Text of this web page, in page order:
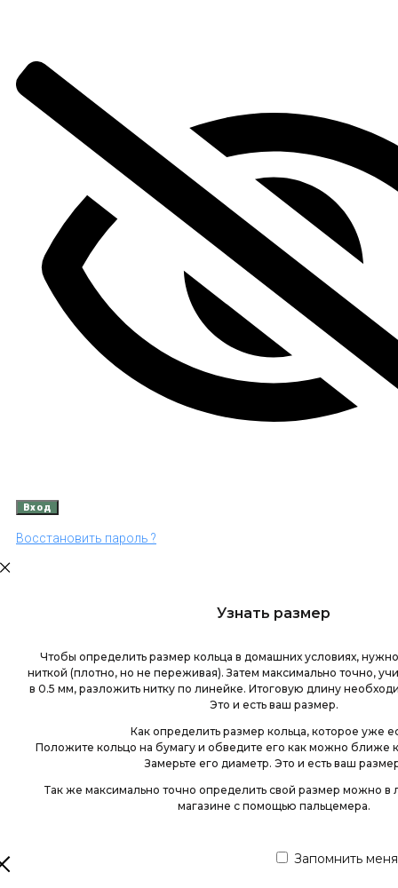
Запомнить меня
Восстановить пароль ?
Узнать размер
Чтобы определить размер кольца в домашних условиях,
ниткой (плотно, но не переживая). Затем максимально точно,
в 0.5 мм, разложить нитку по линейке. Итоговую длину
Это и есть ваш размер.
Как определить размер кольца, которое уже
Положите кольцо на бумагу и обведите его как можно ближе
Замерьте его диаметр. Это и есть ваш
Так же максимально точно определить свой размер можно
магазине с помощью пальцемера.